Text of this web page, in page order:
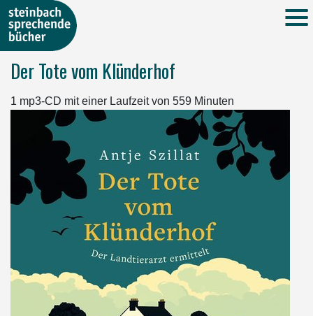
Der Tote vom Klünderhof
1 mp3-CD mit einer Laufzeit von 559 Minuten